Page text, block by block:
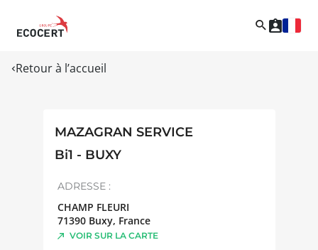
Retour à l’accueil
MAZAGRAN SERVICE
Bi1 - BUXY
ADRESSE :
CHAMP FLEURI
71390 Buxy, France
VOIR SUR LA CARTE